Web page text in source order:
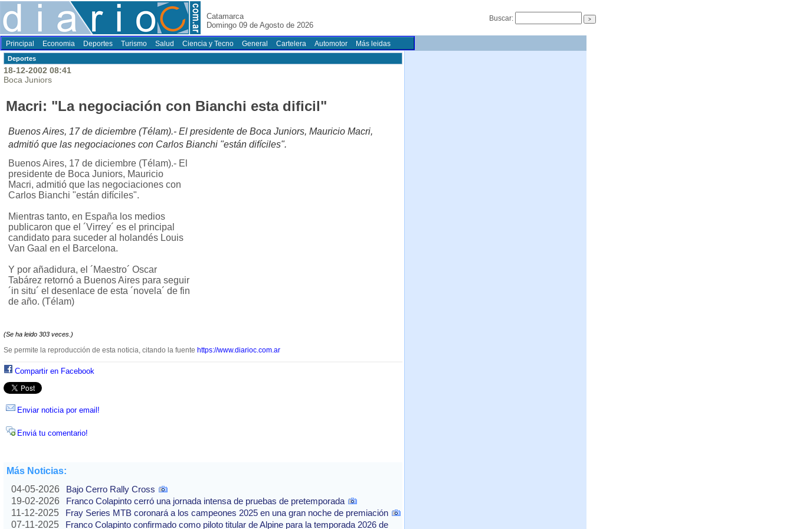
Catamarca
Domingo 09 de Agosto de 2026
Buscar:
Principal Economia Deportes Turismo Salud Ciencia y Tecno General Cartelera Automotor Más leidas
Deportes
18-12-2002 08:41
Boca Juniors
Macri: "La negociación con Bianchi esta dificil"
Buenos Aires, 17 de diciembre (Télam).- El presidente de Boca Juniors, Mauricio Macri,
admitió que las negociaciones con Carlos Bianchi "están difíciles".
Buenos Aires, 17 de diciembre (Télam).- El
presidente de Boca Juniors, Mauricio
Macri, admitió que las negociaciones con
Carlos Bianchi "están difíciles".
Mientras tanto, en España los medios
publicaron que el ´Virrey´ es el principal
candidato para suceder al holandés Louis
Van Gaal en el Barcelona.
Y por añadidura, el ´Maestro´ Oscar
Tabárez retornó a Buenos Aires para seguir
´in situ´ el desenlace de esta ´novela´ de fin
de año. (Télam)
(Se ha leido 303 veces.)
Se permite la reproducción de esta noticia, citando la fuente https://www.diarioc.com.ar
Compartir en Facebook
Enviar noticia por email!
Enviá tu comentario!
Más Noticias:
04-05-2026
Bajo Cerro Rally Cross
19-02-2026
Franco Colapinto cerró una jornada intensa de pruebas de pretemporada
11-12-2025
Fray Series MTB coronará a los campeones 2025 en una gran noche de premiación
07-11-2025
Franco Colapinto confirmado como piloto titular de Alpine para la temporada 2026 de